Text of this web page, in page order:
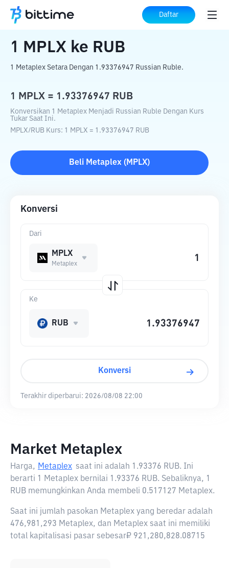
Daftar
Beranda Konverter Kripto RUB
1 MPLX ke RUB
1 Metaplex Setara Dengan 1.93376947 Russian Ruble.
1 MPLX = 1.93376947 RUB
Konversikan 1 Metaplex Menjadi Russian Ruble Dengan Kurs
Tukar Saat Ini.
MPLX/RUB Kurs: 1 MPLX = 1.93376947 RUB
Beli Metaplex ( MPLX)
Konversi
Dari
MPLX
Metaplex
Ke
RUB
Konversi
Terakhir diperbarui: 2026/08/08 22:00
Market Metaplex
Harga, Metaplex saat ini adalah 1.93376 RUB. Ini
berarti 1 Metaplex bernilai 1.93376 RUB. Sebaliknya, 1
RUB memungkinkan Anda membeli 0.517127 Metaplex.
Saat ini jumlah pasokan Metaplex yang beredar adalah
476,981,293 Metaplex, dan Metaplex saat ini memiliki
total kapitalisasi pasar sebesar₽ 921,280,828.08715